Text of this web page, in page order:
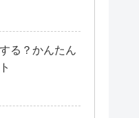
る？かんたん